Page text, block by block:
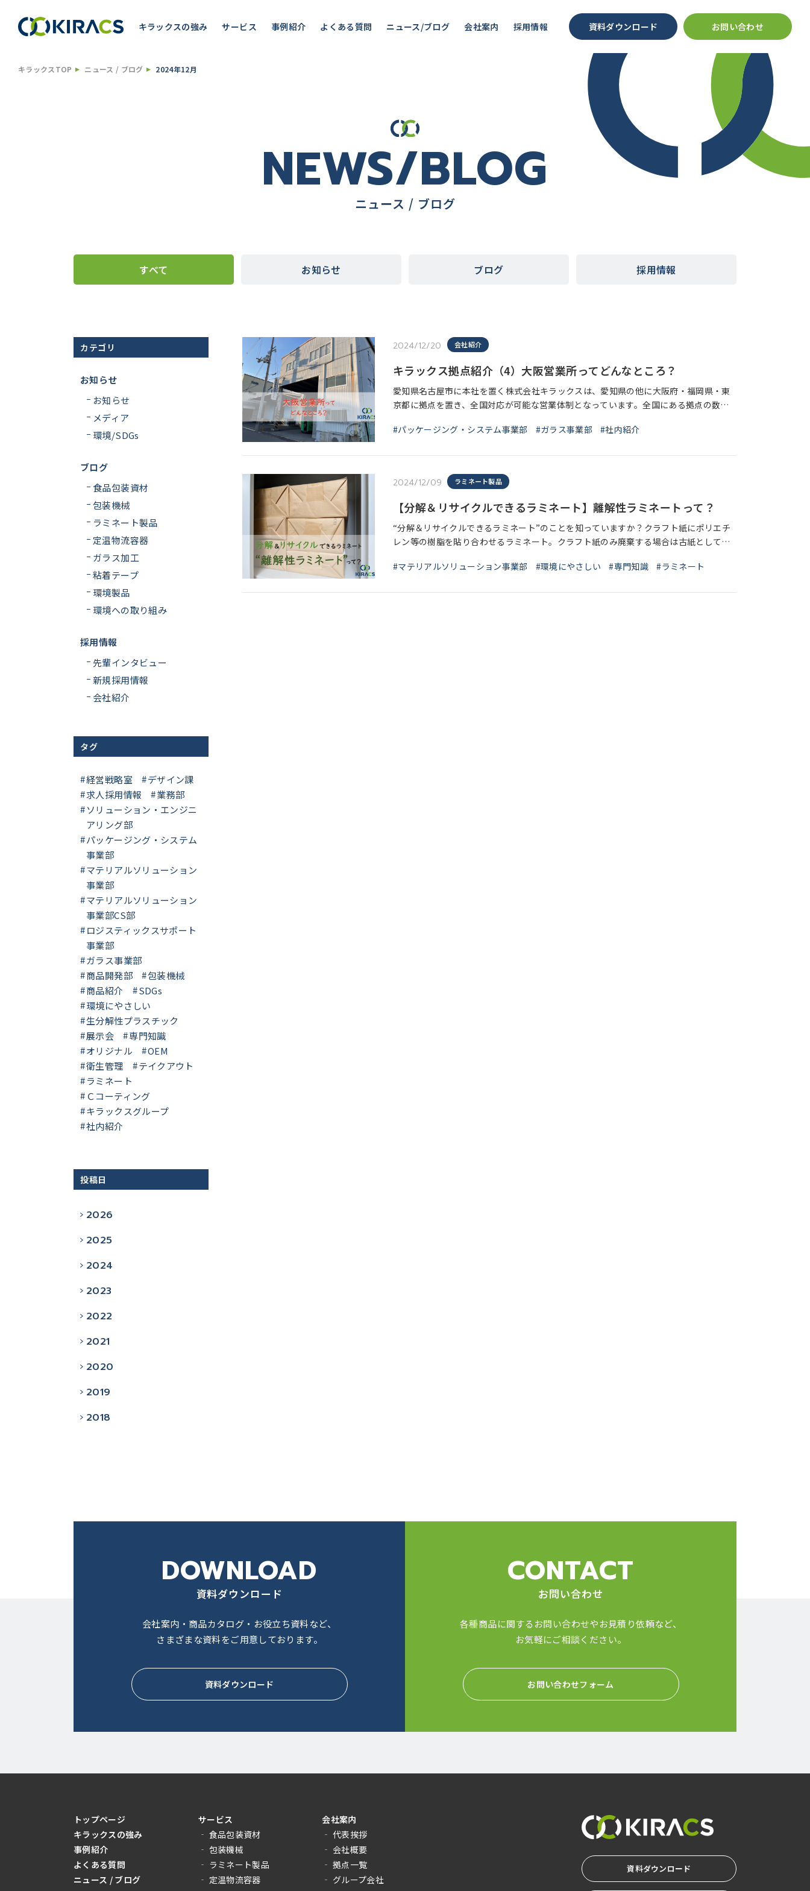
キラックスの強み サービス 事例紹介 よくある質問 ニュース/ブログ 会社案内 採用情報 資料ダウンロード お問い合わせ
キラックスTOP ニュース / ブログ 2024年12月
NEWS/BLOG
ニュース / ブログ
すべて お知らせ ブログ 採用情報
2024/12/20 会社紹介
キラックス拠点紹介（4）大阪営業所ってどんなところ？
愛知県名古屋市に本社を置く株式会社キラックスは、愛知県の他に大阪府・福岡県・東
京都に拠点を置き、全国対応が可能な営業体制となっています。全国にある拠点の数は
ック
#パッケージング・システム事業部 #ガラス事業部 #社内紹介
2024/12/09 ラミネート製品
【分解＆リサイクルできるラミネート】離解性ラミネートって？
“分解＆リサイクルできるラミネート”のことを知っていますか？クラフト紙にポリエチ
レン等の樹脂を貼り合わせるラミネート。クラフト紙のみ廃棄する場合は古紙として回
大
#マテリアルソリューション事業部 #環境にやさしい #専門知識 #ラミネート
カテゴリ
お知らせ
お知らせ
メディア
環境/SDGs
ブログ
食品包装資材
包装機械
ラミネート製品
定温物流容器
ガラス加工
粘着テープ
環境製品
環境への取り組み
採用情報
先輩インタビュー
新規採用情報
会社紹介
タグ
経営戦略室
デザイン課
求人採用情報
業務部
ソリューション・エンジニ
アリング部
パッケージング・システム
事業部
マテリアルソリューション
事業部
マテリアルソリューション
事業部CS部
ロジスティックスサポート
事業部
ガラス事業部
商品開発部
包装機械
商品紹介
SDGs
環境にやさしい
生分解性プラスチック
展示会
専門知識
オリジナル
OEM
衛生管理
テイクアウト
ラミネート
Ｃコーティング
キラックスグループ
社内紹介
投稿日
2026
2025
2024
2023
2022
2021
2020
2019
2018
DOWNLOAD
資料ダウンロード
会社案内・商品カタログ・お役立ち資料など、
さまざまな資料をご用意しております。
資料ダウンロード
CONTACT
お問い合わせ
各種商品に関するお問い合わせやお見積り依頼など、
お気軽にご相談ください。
お問い合わせフォーム
トップページ
キラックスの強み
事例紹介
よくある質問
ニュース / ブログ
サービス
‐ 食品包装資材
‐ 包装機械
‐ ラミネート製品
‐ 定温物流容器
会社案内
‐ 代表挨拶
‐ 会社概要
‐ 拠点一覧
‐ グループ会社
資料ダウンロード